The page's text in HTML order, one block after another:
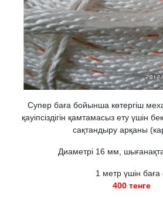
Супер баға бойынша көтергіш
қауіпсіздігін қамтамасыз ету үшін
сақтандыру арқаны
Диаметрі 16 мм,
1 метр үшін баға
400 тенге